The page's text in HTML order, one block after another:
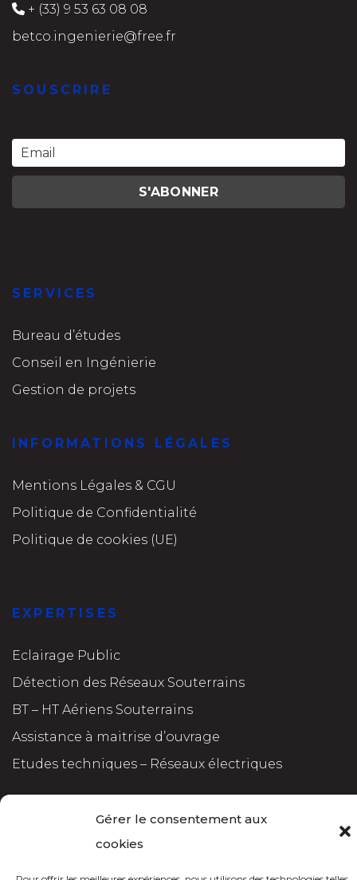
Gérer le consentement aux
cookies
+ (33) 9 53 63 08 08
betco.ingenierie@free.fr
SOUSCRIRE
SERVICES
Bureau d’études
Conseil en Ingénierie
Gestion de projets
INFORMATIONS LÉGALES
Mentions Légales & CGU
Politique de Confidentialité
Politique de cookies (UE)
EXPERTISES
Eclairage Public
Détection des Réseaux Souterrains
BT – HT Aériens Souterrains
Assistance à maitrise d’ouvrage
Etudes techniques – Réseaux électriques